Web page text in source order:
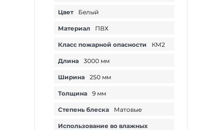
Цвет Белый
Материал ПВХ
Класс пожарной опасности КМ2
Длина 3000 мм
Ширина 250 мм
Толщина 9 мм
Степень блеска Матовые
Использование во влажных